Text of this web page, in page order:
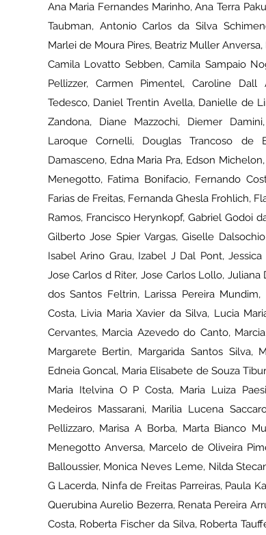
Ana Maria Fernandes Marinho, Ana Terra
Taubman, Antonio Carlos da Silva
Marlei de Moura Pires, Beatriz Muller
Camila Lovatto Sebben, Camila Sampaio
Pellizzer, Carmen Pimentel, Caroline
Tedesco, Daniel Trentin Avella, Danielle de
Zandona, Diane Mazzochi, Diemer
Laroque Cornelli, Douglas Trancoso de
Damasceno, Edna Maria Pra, Edson
Menegotto, Fatima Bonifacio, Fernando
Farias de Freitas, Fernanda Ghesla Frohlich,
Ramos, Francisco Herynkopf, Gabriel Godoi
Gilberto Jose Spier Vargas, Giselle
Isabel Arino Grau, Izabel J Dal Pont,
Jose Carlos d Riter, Jose Carlos Lollo,
dos Santos Feltrin, Larissa Pereira
Costa, Livia Maria Xavier da Silva, Lucia
Cervantes, Marcia Azevedo do Canto,
Margarete Bertin, Margarida Santos Silva,
Edneia Goncal, Maria Elisabete de Souza
Maria Itelvina O P Costa, Maria Luiza
Medeiros Massarani, Marilia Lucena
Pellizzaro, Marisa A Borba, Marta Bianco
Menegotto Anversa, Marcelo de Oliveira
Balloussier, Monica Neves Leme, Nilda
G Lacerda, Ninfa de Freitas Parreiras, Paula
Querubina Aurelio Bezerra, Renata Pereira
Costa, Roberta Fischer da Silva, Roberta